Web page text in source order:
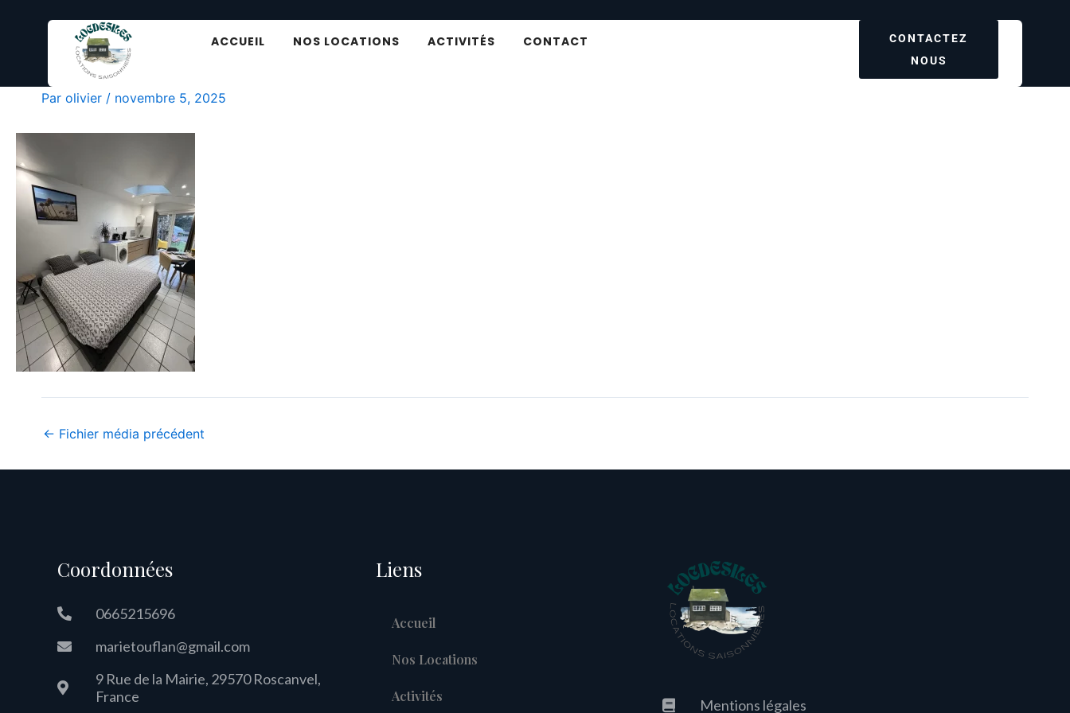
ACCUEIL NOS LOCATIONS ACTIVITÉS CONTACT
CONTACTEZ
NOUS
Le Studio - location de vacances à Roscanvel dans le Finistère en Bretagne (6)
Par olivier / novembre 5, 2025
← Fichier média précédent
Coordonnées
0665215696
marietouflan@gmail.com
9 Rue de la Mairie, 29570 Roscanvel,
France
Liens
Accueil
Nos Locations
Activités
Mentions légales